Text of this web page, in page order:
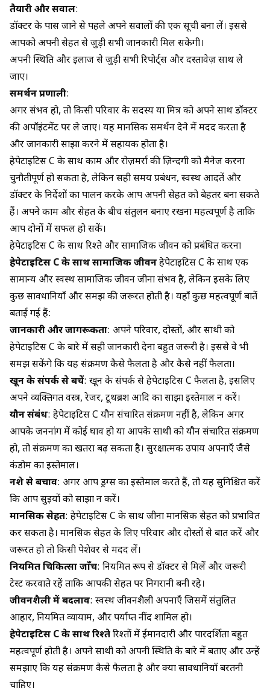
तैयारी और सवाल:
डॉक्टर के पास जाने से पहले अपने सवालों की एक सूची बना लें। इससे
आपको अपनी सेहत से जुड़ी सभी जानकारी मिल सकेगी।
अपनी स्थिति और इलाज से जुड़ी सभी रिपोर्ट्स और दस्तावेज़ साथ ले
जाएं।
समर्थन प्रणाली:
अगर संभव हो, तो किसी परिवार के सदस्य या मित्र को अपने साथ डॉक्टर
की अपॉइंटमेंट पर ले जाएं। यह मानसिक समर्थन देने में मदद करता है
और जानकारी साझा करने में सहायक होता है।
हेपेटाइटिस C के साथ काम और रोज़मर्रा की ज़िन्दगी को मैनेज करना
चुनौतीपूर्ण हो सकता है, लेकिन सही समय प्रबंधन, स्वस्थ आदतें और
डॉक्टर के निर्देशों का पालन करके आप अपनी सेहत को बेहतर बना सकते
हैं। अपने काम और सेहत के बीच संतुलन बनाए रखना महत्वपूर्ण है ताकि
आप दोनों में सफल हो सकें।
हेपेटाइटिस C के साथ रिश्ते और सामाजिक जीवन को प्रबंधित करना
हेपेटाइटिस C के साथ सामाजिक जीवनहेपेटाइटिस C के साथ एक
सामान्य और स्वस्थ सामाजिक जीवन जीनासंभव है, लेकिन इसके लिए
कुछ सावधानियाँ और समझ की जरूरत होती है। यहाँ कुछ महत्वपूर्ण बातें
बताई गई हैं:
जानकारी और जागरूकता: अपने परिवार, दोस्तों, और साथी को
हेपेटाइटिस C के बारे में सही जानकारी देना बहुत जरूरी है। इससे वे भी
समझ सकेंगे कि यह संक्रमण कैसे फैलता है और कैसे नहीं फैलता।
खून के संपर्क से बचें: खून के संपर्क से हेपेटाइटिस C फैलता है, इसलिए
अपने व्यक्तिगत वस्त्र, रेजर, टूथब्रश आदि का साझा इस्तेमाल न करें।
यौन संबंध: हेपेटाइटिस C यौन संचारित संक्रमण नहीं है, लेकिन अगर
आपके जननांग में कोई घाव हो या आपके साथी को यौन संचारित संक्रमण
हो, तो संक्रमण का खतरा बढ़ सकता है। सुरक्षात्मक उपाय अपनाएँ जैसे
कंडोम का इस्तेमाल।
नशे से बचाव: अगर आप ड्रग्स का इस्तेमाल करते हैं, तो यह सुनिश्चित करें
कि आप सुइयों को साझा न करें।
मानसिक सेहत: हेपेटाइटिस C के साथ जीना मानसिक सेहत को प्रभावित
कर सकता है। मानसिक सेहत के लिए परिवार और दोस्तों से बात करें और
जरूरत हो तो किसी पेशेवर से मदद लें।
नियमित चिकित्सा जाँच: नियमित रूप से डॉक्टर से मिलें और जरूरी
टेस्ट करवाते रहें ताकि आपकी सेहत पर निगरानी बनी रहे।
जीवनशैली में बदलाव: स्वस्थ जीवनशैली अपनाएँ जिसमें संतुलित
आहार, नियमित व्यायाम, और पर्याप्त नींद शामिल हो।
हेपेटाइटिस C के साथ रिश्तेरिश्तों में ईमानदारी और पारदर्शिता बहुत
महत्वपूर्ण होती है। अपने साथी को अपनी स्थिति के बारे में बताएं और उन्हें
समझाएं कि यह संक्रमण कैसे फैलता है और क्या सावधानियाँ बरतनी